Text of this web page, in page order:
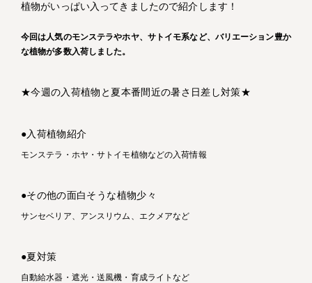
植物がいっぱい入ってきましたので紹介します！
今回は人気のモンステラやホヤ、サトイモ系など、バリエーション豊か
な植物が多数入荷しました。
★今週の入荷植物と夏本番間近の暑さ日差し対策★
●入荷植物紹介
モンステラ・ホヤ・サトイモ植物などの入荷情報
●その他の面白そうな植物少々
サンセベリア、アンスリウム、エクメアなど
●夏対策
自動給水器・遮光・送風機・育成ライトなど